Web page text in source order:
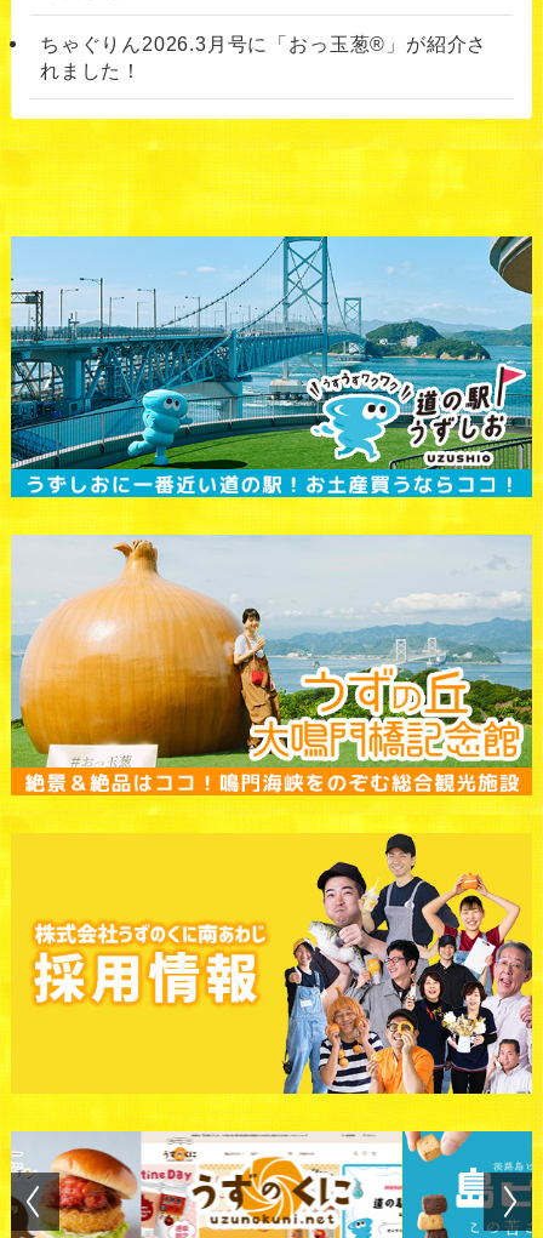
ちゃぐりん2026.3月号に「おっ玉葱®」が紹介さ
れました！